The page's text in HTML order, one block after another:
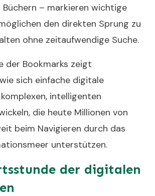
Büchern – markieren wichtige
den direkten Sprung zu
ohne zeitaufwendige Suche.
der Bookmarks zeigt
sich einfache digitale
intelligenten
die heute Millionen von
beim Navigieren durch das
unterstützen.
der digitalen